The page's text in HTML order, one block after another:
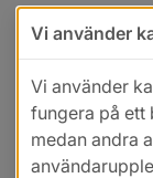
Vi använder
Vi använder
fungera på ett
medan andra